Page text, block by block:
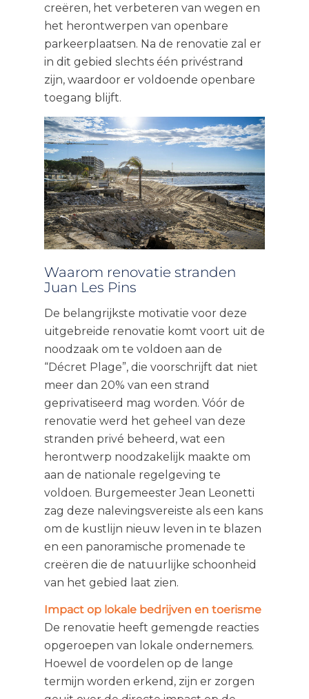
creëren, het verbeteren van wegen en
het herontwerpen van openbare
parkeerplaatsen. Na de renovatie zal er
in dit gebied slechts één privéstrand
zijn, waardoor er voldoende openbare
toegang blijft.
Waarom renovatie stranden
Juan Les Pins
De belangrijkste motivatie voor deze
uitgebreide renovatie komt voort uit de
noodzaak om te voldoen aan de
“Décret Plage”, die voorschrijft dat niet
meer dan 20% van een strand
geprivatiseerd mag worden. Vóór de
renovatie werd het geheel van deze
stranden privé beheerd, wat een
herontwerp noodzakelijk maakte om
aan de nationale regelgeving te
voldoen. Burgemeester Jean Leonetti
zag deze nalevingsvereiste als een kans
om de kustlijn nieuw leven in te blazen
en een panoramische promenade te
creëren die de natuurlijke schoonheid
van het gebied laat zien.
Impact op lokale bedrijven en toerisme
De renovatie heeft gemengde reacties
opgeroepen van lokale ondernemers.
Hoewel de voordelen op de lange
termijn worden erkend, zijn er zorgen